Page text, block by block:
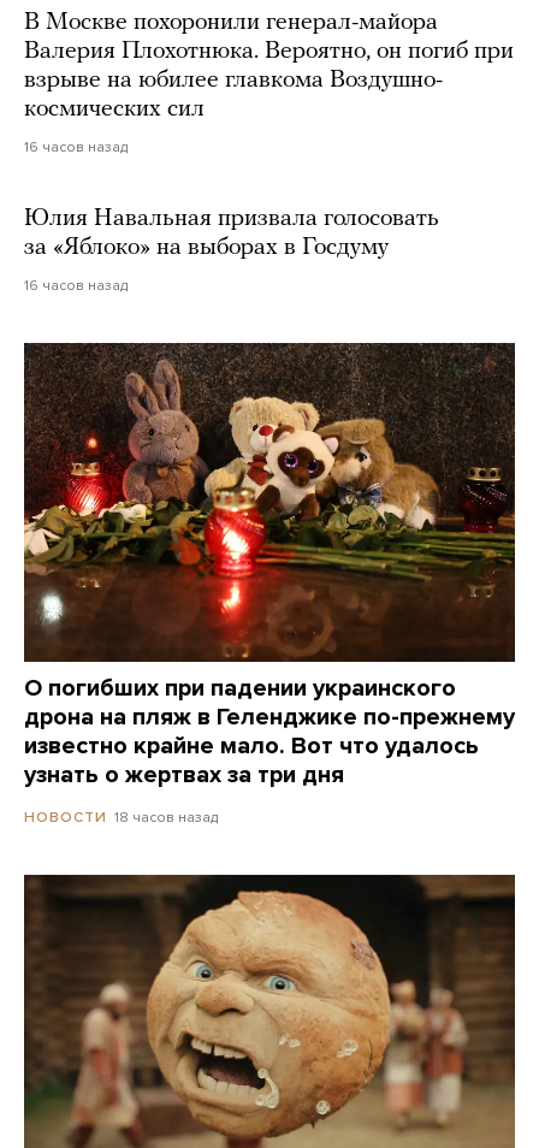
В Москве похоронили генерал-майора
Валерия Плохотнюка. Вероятно, он погиб при
взрыве на юбилее главкома Воздушно-
космических сил
16 часов назад
Юлия Навальная призвала голосовать
за «Яблоко» на выборах в Госдуму
16 часов назад
О погибших при падении украинского
дрона на пляж в Геленджике по-прежнему
известно крайне мало. Вот что удалось
узнать о жертвах за три дня
НОВОСТИ 18 часов назад